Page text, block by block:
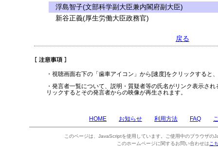
浮島智子(文部科学副大臣兼内閣府副大臣)
新谷正義(厚生労働大臣政務官)
戻る
・視聴画面右下の「歯車アイコン」から[速度]をクリックすると
・発言者一覧について、説明・質疑者等の氏名がリンク表示さ
リックするとその発言者からの映像が再生されます。
HOME お知らせ 利用方法 FAQ
このページは、JavaScriptを使用しています。ご使用中のブラウザの
このホームページに関するお問い合わせは こ